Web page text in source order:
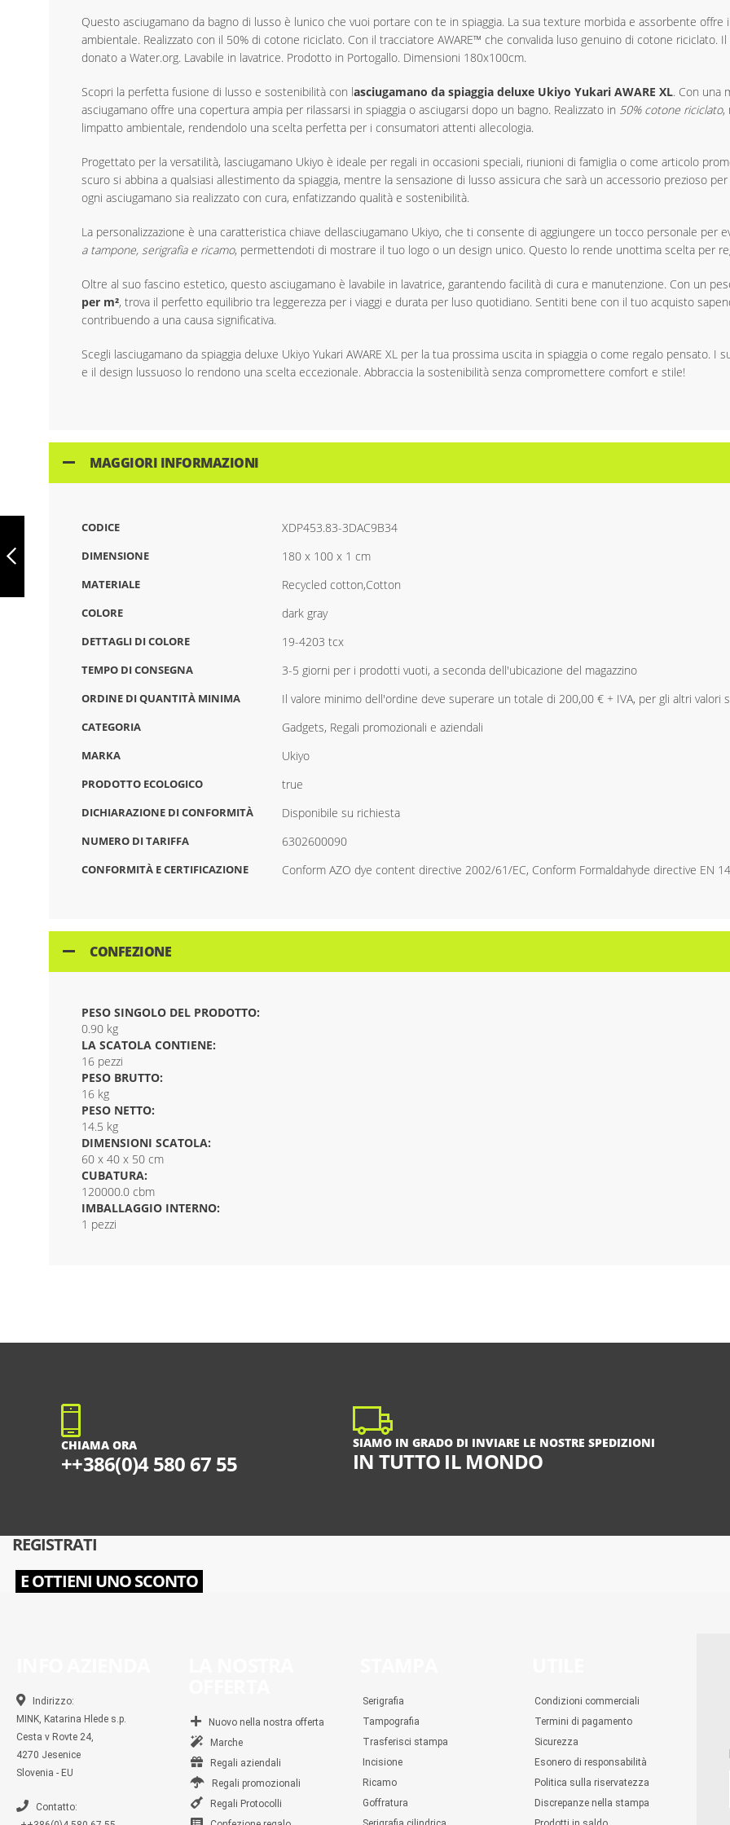
ASCIUGAMANO
DA BAGNO UKIYO
SAKURA AWARE
XDP453.82-
PRECEDENTE
Questo asciugamano da bagno di lusso è lunico che vuoi portare con te in spiaggia. La sua texture morbida e assorbente
ambientale. Realizzato con il 50% di cotone riciclato. Con il tracciatore AWARE™ che convalida luso genuino di cotone
donato a Water.org. Lavabile in lavatrice. Prodotto in Portogallo. Dimensioni 180x100cm.
Scopri la perfetta fusione di lusso e sostenibilità con lasciugamano da spiaggia deluxe Ukiyo Yukari AWARE XL. Con una
asciugamano offre una copertura ampia per rilassarsi in spiaggia o asciugarsi dopo un bagno. Realizzato in 50% cotone riciclato,
limpatto ambientale, rendendolo una scelta perfetta per i consumatori attenti allecologia.
Progettato per la versatilità, lasciugamano Ukiyo è ideale per regali in occasioni speciali, riunioni di famiglia o come articolo
scuro si abbina a qualsiasi allestimento da spiaggia, mentre la sensazione di lusso assicura che sarà un accessorio prezioso
ogni asciugamano sia realizzato con cura, enfatizzando qualità e sostenibilità.
La personalizzazione è una caratteristica chiave dellasciugamano Ukiyo, che ti consente di aggiungere un tocco personale per
a tampone, serigrafia e ricamo, permettendoti di mostrare il tuo logo o un design unico. Questo lo rende unottima scelta per
Oltre al suo fascino estetico, questo asciugamano è lavabile in lavatrice, garantendo facilità di cura e manutenzione. Con un
per m², trova il perfetto equilibrio tra leggerezza per i viaggi e durata per luso quotidiano. Sentiti bene con il tuo acquisto
contribuendo a una causa significativa.
Scegli lasciugamano da spiaggia deluxe Ukiyo Yukari AWARE XL per la tua prossima uscita in spiaggia o come regalo pensato. I
e il design lussuoso lo rendono una scelta eccezionale. Abbraccia la sostenibilità senza compromettere comfort e stile!
MAGGIORI INFORMAZIONI
CODICE XDP453.83-3DAC9B34
DIMENSIONE 180 x 100 x 1 cm
MATERIALE Recycled cotton,Cotton
COLORE dark gray
DETTAGLI DI COLORE 19-4203 tcx
TEMPO DI CONSEGNA 3-5 giorni per i prodotti vuoti, a seconda dell'ubicazione del magazzino
ORDINE DI QUANTITÀ MINIMA Il valore minimo dell'ordine deve superare un totale di 200,00 € + IVA, per gli altri valori
CATEGORIA Gadgets, Regali promozionali e aziendali
MARKA Ukiyo
PRODOTTO ECOLOGICO true
DICHIARAZIONE DI CONFORMITÀ Disponibile su richiesta
NUMERO DI TARIFFA 6302600090
CONFORMITÀ E CERTIFICAZIONE Conform AZO dye content directive 2002/61/EC, Conform Formaldahyde directive EN
CONFEZIONE
PESO SINGOLO DEL PRODOTTO:
0.90 kg
LA SCATOLA CONTIENE:
16 pezzi
PESO BRUTTO:
16 kg
PESO NETTO:
14.5 kg
DIMENSIONI SCATOLA:
60 x 40 x 50 cm
CUBATURA:
120000.0 cbm
IMBALLAGGIO INTERNO:
1 pezzi
CHIAMA ORA
++386(0)4 580 67 55
SIAMO IN GRADO DI INVIARE LE NOSTRE SPEDIZIONI
IN TUTTO IL MONDO
REGISTRATI
E OTTIENI UNO SCONTO
Indirizzo:
MINK, Katarina Hlede s.p.
Cesta v Rovte 24,
4270 Jesenice
Slovenia - EU
Contatto:
Nuovo nella nostra offerta
Marche
Regali aziendali
Regali promozionali
Regali Protocolli
Serigrafia
Tampografia
Trasferisci stampa
Incisione
Ricamo
Goffratura
Condizioni commerciali
Termini di pagamento
Sicurezza
Esonero di responsabilità
Politica sulla riservatezza
Discrepanze nella stampa